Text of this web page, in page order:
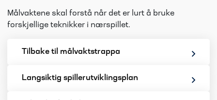
Målvaktene skal forstå når det er lurt å bruke
forskjellige teknikker i nærspillet.
Tilbake til målvaktstrappa
Langsiktig spillerutviklingsplan